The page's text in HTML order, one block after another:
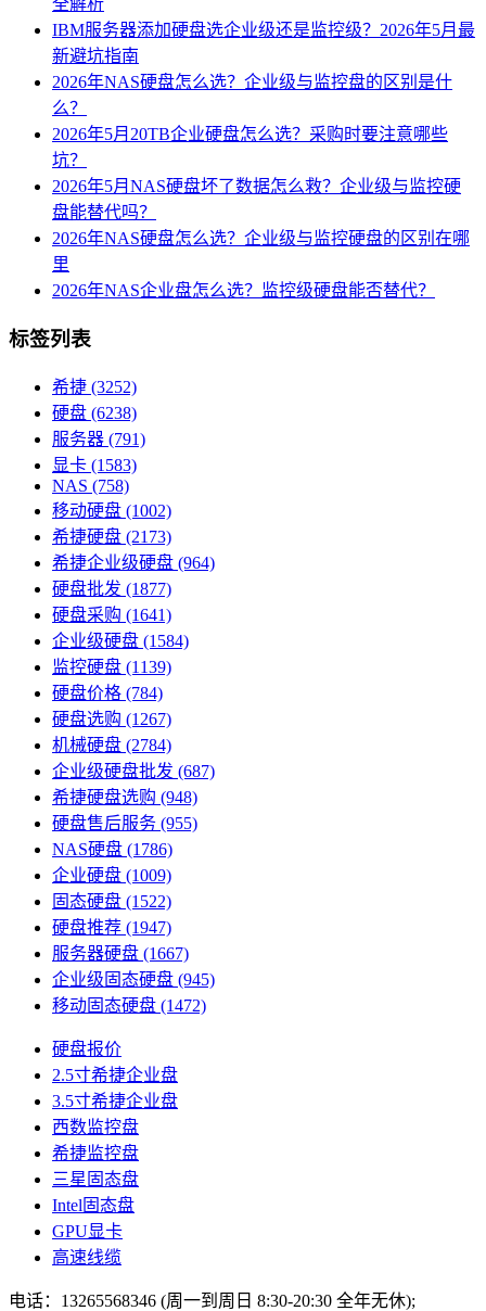
全解析
IBM服务器添加硬盘选企业级还是监控级？2026年5月最
新避坑指南
2026年NAS硬盘怎么选？企业级与监控盘的区别是什
么？
2026年5月20TB企业硬盘怎么选？采购时要注意哪些
坑？
2026年5月NAS硬盘坏了数据怎么救？企业级与监控硬
盘能替代吗？
2026年NAS硬盘怎么选？企业级与监控硬盘的区别在哪
里
2026年NAS企业盘怎么选？监控级硬盘能否替代？
标签列表
希捷 (3252)
硬盘 (6238)
服务器 (791)
显卡 (1583)
NAS (758)
移动硬盘 (1002)
希捷硬盘 (2173)
希捷企业级硬盘 (964)
硬盘批发 (1877)
硬盘采购 (1641)
企业级硬盘 (1584)
监控硬盘 (1139)
硬盘价格 (784)
硬盘选购 (1267)
机械硬盘 (2784)
企业级硬盘批发 (687)
希捷硬盘选购 (948)
硬盘售后服务 (955)
NAS硬盘 (1786)
企业硬盘 (1009)
固态硬盘 (1522)
硬盘推荐 (1947)
服务器硬盘 (1667)
企业级固态硬盘 (945)
移动固态硬盘 (1472)
硬盘报价
2.5寸希捷企业盘
3.5寸希捷企业盘
西数监控盘
希捷监控盘
三星固态盘
Intel固态盘
GPU显卡
高速线缆
电话：13265568346 (周一到周日 8:30-20:30 全年无休);